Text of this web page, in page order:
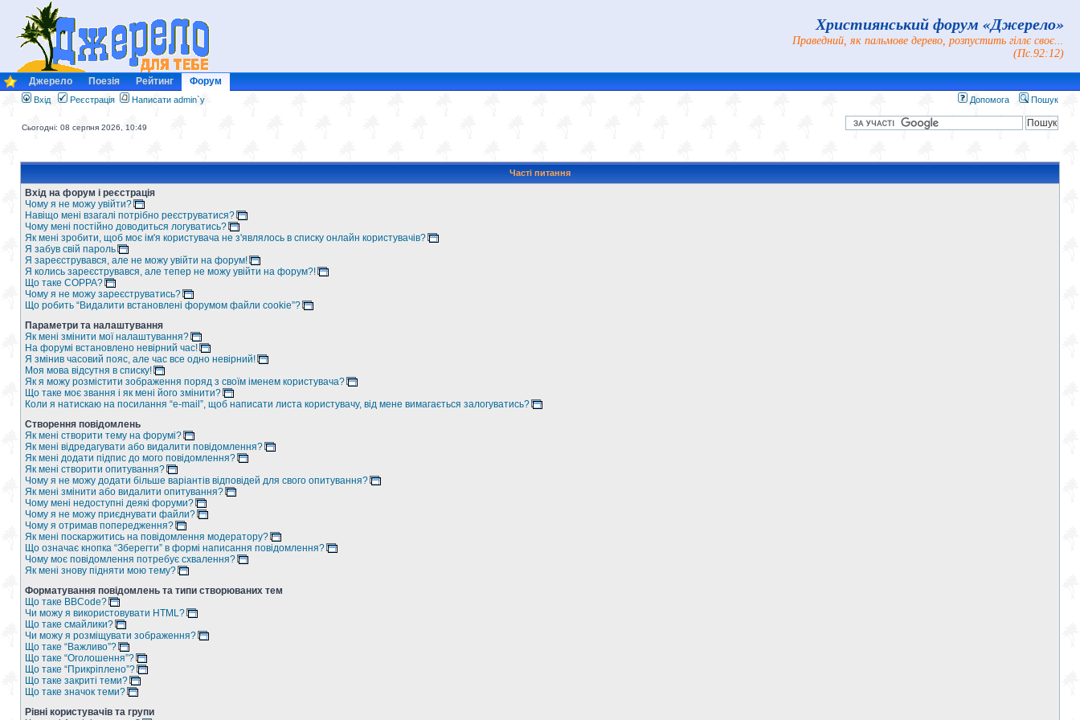
Християнський форум «Джерело»
Праведний, як пальмове дерево, розпустить гіллє своє...
(Пс.92:12)
Джерело Поезія Рейтинг Форум
Вхід Реєстрація Написати admin`у Допомога Пошук
Сьогодні: 08 серпня 2026, 10:49
Часті питання
Вхід на форум і реєстрація
Чому я не можу увійти?
Навіщо мені взагалі потрібно реєструватися?
Чому мені постійно доводиться логуватись?
Як мені зробити, щоб моє ім'я користувача не з'являлось в списку онлайн користувачів?
Я забув свій пароль
Я зареєструвався, але не можу увійти на форум!
Я колись зареєструвався, але тепер не можу увійти на форум?!
Що таке COPPA?
Чому я не можу зареєструватись?
Що робить “Видалити встановлені форумом файли cookie”?
Параметри та налаштування
Як мені змінити мої налаштування?
На форумі встановлено невірний час!
Я змінив часовий пояс, але час все одно невірний!
Моя мова відсутня в списку!
Як я можу розмістити зображення поряд з своїм іменем користувача?
Що таке моє звання і як мені його змінити?
Коли я натискаю на посилання “e-mail”, щоб написати листа користувачу, від мене вимагається залогуватись?
Створення повідомлень
Як мені створити тему на форумі?
Як мені відредагувати або видалити повідомлення?
Як мені додати підпис до мого повідомлення?
Як мені створити опитування?
Чому я не можу додати більше варіантів відповідей для свого опитування?
Як мені змінити або видалити опитування?
Чому мені недоступні деякі форуми?
Чому я не можу приєднувати файли?
Чому я отримав попередження?
Як мені поскаржитись на повідомлення модератору?
Що означає кнопка “Зберегти” в формі написання повідомлення?
Чому моє повідомлення потребує схвалення?
Як мені знову підняти мою тему?
Форматування повідомлень та типи створюваних тем
Що таке BBCode?
Чи можу я використовувати HTML?
Що таке смайлики?
Чи можу я розміщувати зображення?
Що таке “Важливо”?
Що таке “Оголошення”?
Що таке “Прикріплено”?
Що таке закриті теми?
Що таке значок теми?
Рівні користувачів та групи